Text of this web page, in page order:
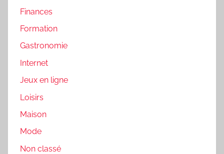
Finances
Formation
Gastronomie
Internet
Jeux en ligne
Loisirs
Maison
Mode
Non classé